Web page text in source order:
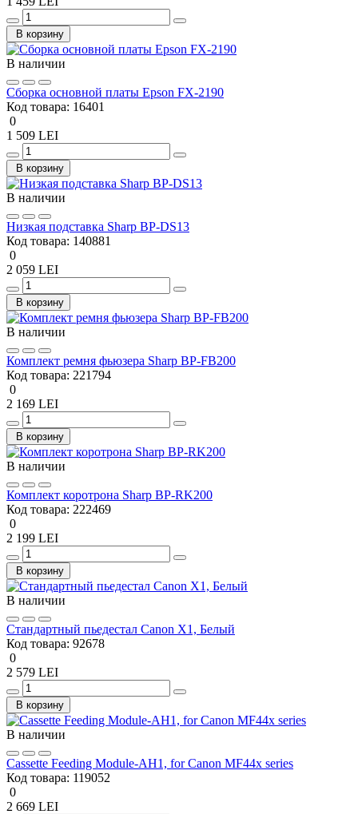
В корзину
В наличии
Cборка основной платы Epson FX-2190
Код товара: 16401
0
1 509 LEI
В корзину
В наличии
Низкая подставка Sharp BP-DS13
Код товара: 140881
0
2 059 LEI
В корзину
В наличии
Комплект ремня фьюзера Sharp BP-FB200
Код товара: 221794
0
2 169 LEI
В корзину
В наличии
Комплект коротрона Sharp BP-RK200
Код товара: 222469
0
2 199 LEI
В корзину
В наличии
Стандартный пьедестал Canon X1, Белый
Код товара: 92678
0
2 579 LEI
В корзину
В наличии
Cassette Feeding Module-AH1, for Canon MF44x series
Код товара: 119052
0
2 669 LEI